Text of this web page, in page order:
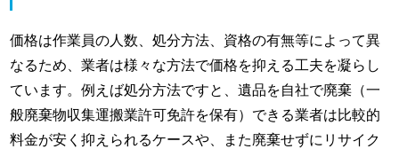
価格は作業員の人数、処分方法、資格の有無等によって異
なるため、業者は様々な方法で価格を抑える工夫を凝らし
ています。例えば処分方法ですと、遺品を自社で廃棄（一
般廃棄物収集運搬業許可免許を保有）できる業者は比較的
料金が安く抑えられるケースや、また廃棄せずにリサイク